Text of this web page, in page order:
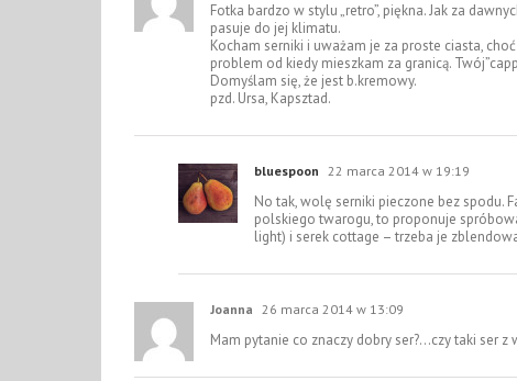
Fotka bardzo w stylu „retro”, piękna. Jak za
pasuje do jej klimatu.
Kocham serniki i uważam je za proste ciasta,
problem od kiedy mieszkam za granicą.
Domyślam się, że jest b.kremowy.
pzd. Ursa, Kapsztad.
bluespoon 22 marca 2014 w 19:19
No tak, wolę serniki pieczone bez spodu.
polskiego twarogu, to proponuje
light) i serek cottage – trzeba je
Joanna 26 marca 2014 w 13:09
Mam pytanie co znaczy dobry ser?…czy taki ser z